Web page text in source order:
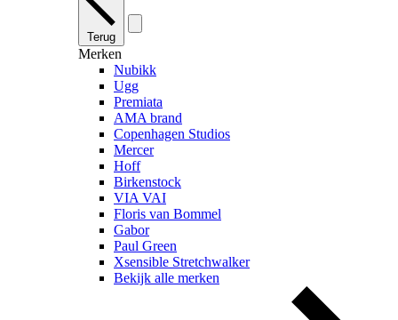
Terug
Merken
Nubikk
Ugg
Premiata
AMA brand
Copenhagen Studios
Mercer
Hoff
Birkenstock
VIA VAI
Floris van Bommel
Gabor
Paul Green
Xsensible Stretchwalker
Bekijk alle merken